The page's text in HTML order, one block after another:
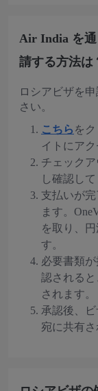
Air India を通
請する方法は
ロシアビザを
さい。
こちら を
イトにアク
チェック
し確認して
支払いが
ます。
を取り、
す。
必要書類
認される
されます。
承認後、
宛に共有さ